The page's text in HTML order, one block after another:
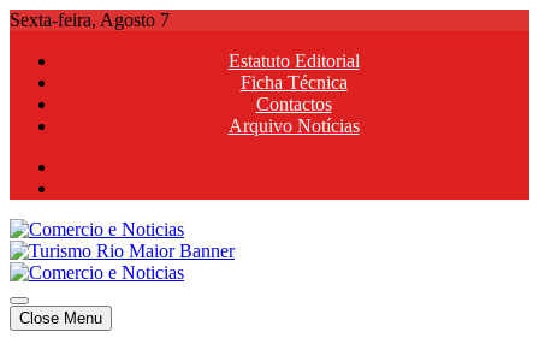
Skip
content
Sexta-feira, Agosto 7
Estatuto Editorial
Ficha Técnica
Contactos
Arquivo Notícias
Comercio e Noticias
Notícias e Publicidade Online
Comercio e Noticias
Notícias e Publicidade Online
Close Menu